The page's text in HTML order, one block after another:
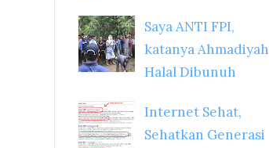
Saya ANTI FPI,
katanya Ahmadiyah
Halal Dibunuh
Internet Sehat,
Sehatkan Generasi